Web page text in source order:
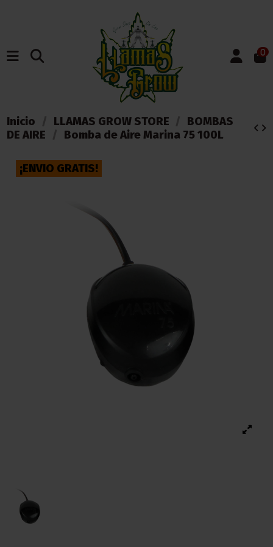
0
Inicio LLAMAS GROW STORE
BOMBAS
DE AIRE
Bomba de Aire Marina 75 100L
¡ENVIO GRATIS!